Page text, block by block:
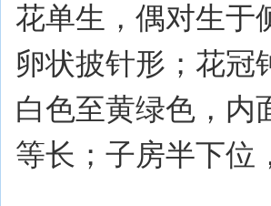
花单生，偶对生于
卵状披针形；花冠
白色至黄绿色，内
等长；子房半下位